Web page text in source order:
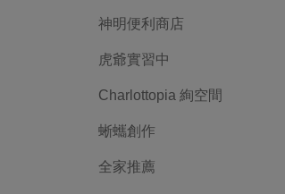
神明便利商店
虎爺實習中
Charlottopia 絢空間
蜥蠵創作
全家推薦